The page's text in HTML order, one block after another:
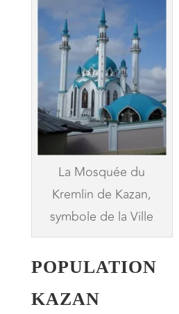
La Mosquée du
Kremlin de Kazan,
symbole de la Ville
KAZAN